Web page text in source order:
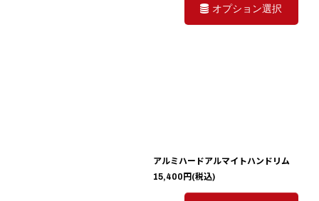
オプション選択
アルミハードアルマイトハンドリム
15,400 円 (税込)